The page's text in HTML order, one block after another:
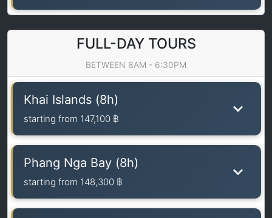
FULL-DAY TOURS
BETWEEN 8AM - 6:30PM
Khai Islands (8h)
starting from 147,100 ฿
Phang Nga Bay (8h)
starting from 148,300 ฿